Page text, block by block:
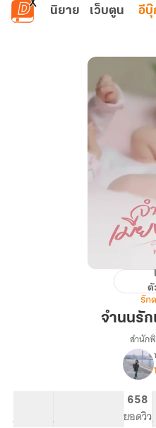
ข้ามไปยังเนื้อหาหลัก
นิยาย เว็บตูน อีบุ๊
จำนน
เมีย
ตั
รัก
จำนนรัก
สำนัก
จำนวนคำ จำนวนหน้า (A5)
658
ยอดวิว